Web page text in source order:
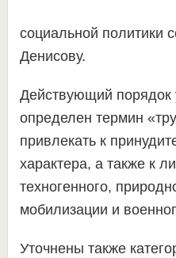
социальной политики
Денисову.
Действующий порядок
определен термин
привлекать к
характера, а также к
техногенного,
мобилизации и
Уточнены также